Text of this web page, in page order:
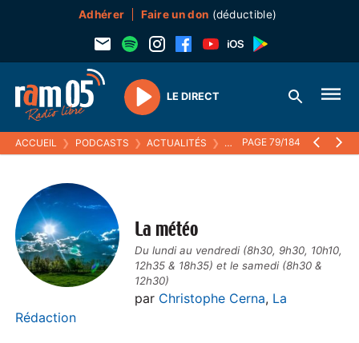
Adhérer Faire un don (déductible)
Play
LE DIRECT
ACCUEIL ❯ PODCASTS ❯ ACTUALITÉS ❯ LA MÉTÉO
PAGE 79/184
La météo
Du lundi au vendredi (8h30, 9h30, 10h10,
12h35 & 18h35) et le samedi (8h30 &
12h30)
par Christophe Cerna, La
Rédaction